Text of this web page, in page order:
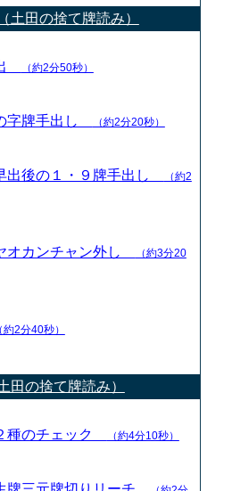
土田の捨て牌読み）
（約2分50秒）
字牌手出し （約2分20秒）
出後の１・９牌手出し
（約2
オカンチャン外し
（約3分20
約2分40秒）
田の捨て牌読み）
種のチェック （約4分10秒）